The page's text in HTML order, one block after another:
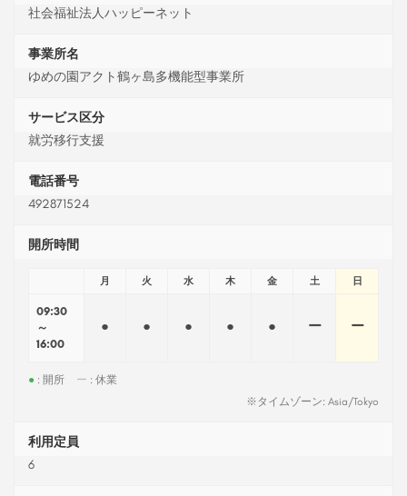
社会福祉法人ハッピーネット
事業所名
ゆめの園アクト鶴ヶ島多機能型事業所
サービス区分
就労移行支援
電話番号
492871524
開所時間
月 火 水 木 金 土 日
09:30
～
16:00
● ● ● ● ● ー ー
● : 開所 ー : 休業
※タイムゾーン: Asia/Tokyo
利用定員
6